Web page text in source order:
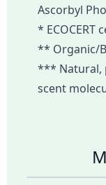
Ascorbyl
*
** Organic/
*** Natural,
scent